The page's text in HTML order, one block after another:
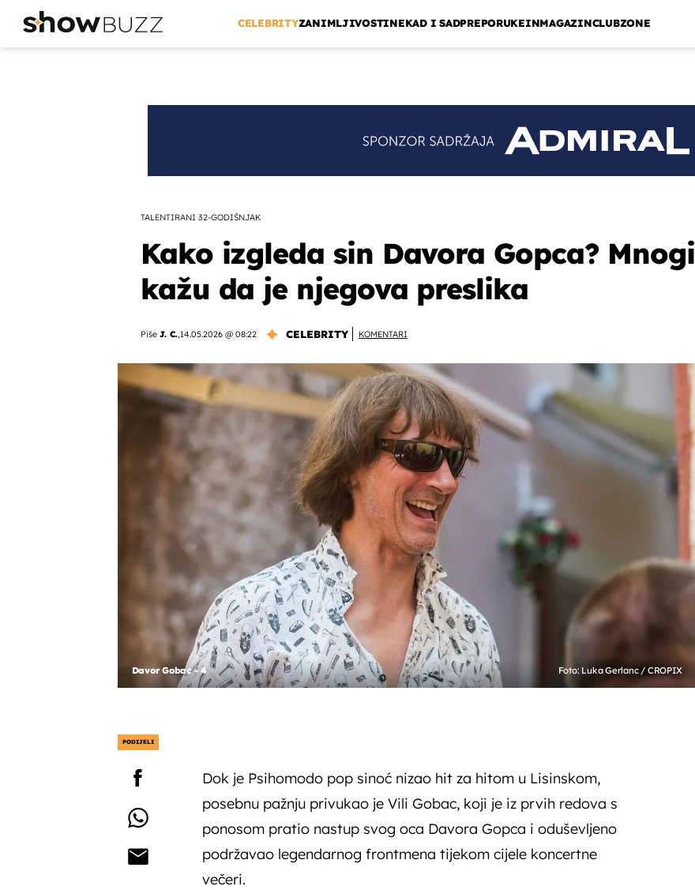
CELEBRITYZANIMLJIVOSTINEKAD I SADPREPORUKEINMAGAZINCLUBZONE
TALENTIRANI 32-GODIŠNJAK
Kako izgleda sin Davora Gopca? Mnogi
kažu da je njegova preslika
Piše J. C.,14.05.2026 @ 08:22 CELEBRITY KOMENTARI
Davor Gobac - 4 Foto: Luka Gerlanc / CROPIX
PODIJELI
Dok je Psihomodo pop sinoć nizao hit za hitom u Lisinskom,
posebnu pažnju privukao je Vili Gobac, koji je iz prvih redova s
ponosom pratio nastup svog oca Davora Gopca i oduševljeno
podržavao legendarnog frontmena tijekom cijele koncertne
večeri.